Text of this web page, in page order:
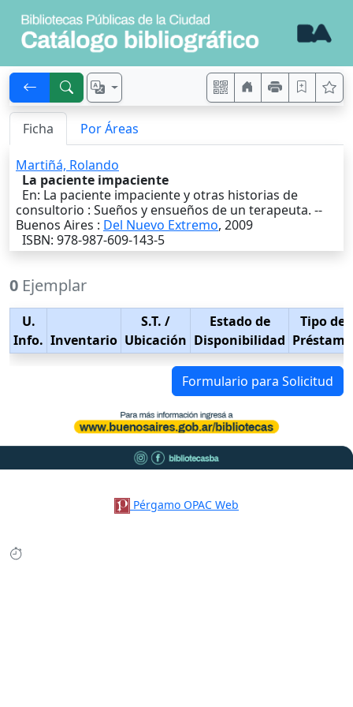
Ficha Por Áreas
Martiñá, Rolando
La paciente impaciente
En: La paciente impaciente y otras historias de
consultorio : Sueños y ensueños de un terapeuta. --
Buenos Aires : Del Nuevo Extremo, 2009
ISBN: 978-987-609-143-5
0 Ejemplar
U.
Info. Inventario
S.T. /
Ubicación
Estado de
Disponibilidad
Tipo de
Préstamo
Formulario para Solicitud
Pérgamo OPAC Web